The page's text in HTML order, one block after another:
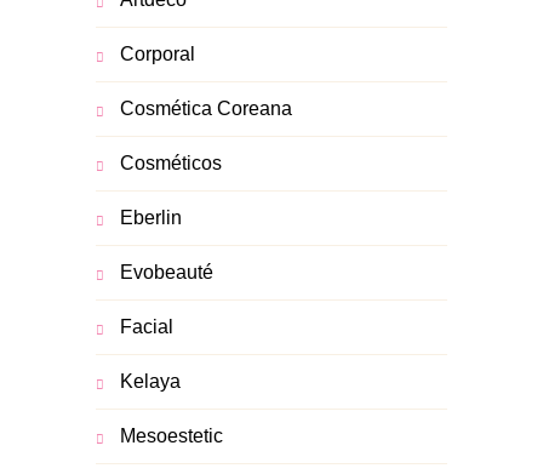
Corporal
Cosmética Coreana
Cosméticos
Eberlin
Evobeauté
Facial
Kelaya
Mesoestetic